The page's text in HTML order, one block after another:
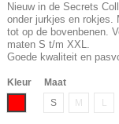
Nieuw in de Secrets
onder jurkjes en rokjes.
tot op de bovenbenen.
maten S t/m XXL.
Goede kwaliteit en
Kleur
Maat
S
M L